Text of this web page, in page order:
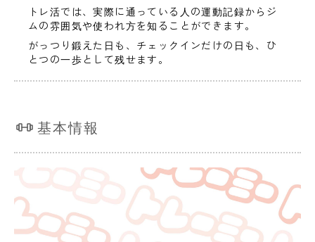
トレ活では、実際に通っている人の運動記録からジ
ムの雰囲気や使われ方を知ることができます。
がっつり鍛えた日も、チェックインだけの日も、ひ
とつの一歩として残せます。
基本情報